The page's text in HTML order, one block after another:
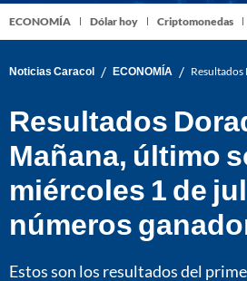
ECONOMÍA Dólar hoy Criptomonedas
Noticias Caracol / ECONOMÍA /
Resultados
Mañana, último
miércoles 1 de
números
Estos son los resultados del